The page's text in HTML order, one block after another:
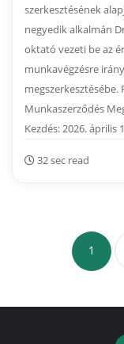
szerkesztésének
negyedik alkalmán
oktató vezeti be az
munkavégzésre
Munkaszerződés
Kezdés: 2026. április
32 sec read
1